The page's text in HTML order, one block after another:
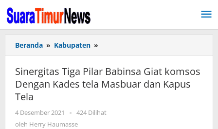
Lewati
ke
konten
Beranda » Kabupaten »
Tiga
Babinsa
Giat
Kades
Sinergitas Tiga Pilar Babinsa Giat komsos
Dengan Kades tela Masbuar dan Kapus
Tela
4 Desember 2021
oleh
Herry
- 424 Dilihat
oleh Herry Haumasse